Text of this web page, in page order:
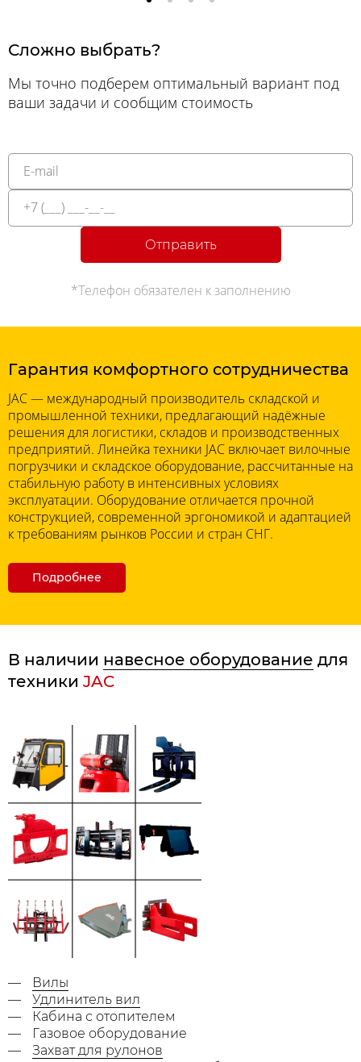
Сложно выбрать?
Мы точно подберем оптимальный вариант под
ваши задачи и сообщим стоимость
Отправить
*Телефон обязателен к заполнению
Гарантия комфортного сотрудничества
JAC — международный производитель складской и
промышленной техники, предлагающий надёжные
решения для логистики, складов и производственных
предприятий. Линейка техники JAC включает вилочные
погрузчики и складское оборудование, рассчитанные на
стабильную работу в интенсивных условиях
эксплуатации. Оборудование отличается прочной
конструкцией, современной эргономикой и адаптацией
к требованиям рынков России и стран СНГ.
Подробнее
В наличии навесное оборудование для
техники JAC
Вилы
Удлинитель вил
Кабина с отопителем
Газовое оборудование
Захват для рулонов